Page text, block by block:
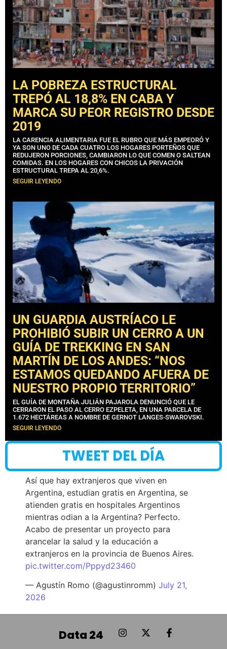
LA POBREZA ESTRUCTURAL
TREPÓ AL 18,8% EN CABA Y
MARCA SU PEOR REGISTRO DESDE
2019
LA CARENCIA ALIMENTARIA FUE EL RUBRO QUE MÁS EMPEORÓ Y
YA SON UNO DE CADA CUATRO LOS HOGARES PORTEÑOS QUE
REDUJERON PORCIONES, CAMBIARON LO QUE COMEN O SALTEAN
COMIDAS. EN LOS HOGARES CON CHICOS LA PRIVACIÓN
ESTRUCTURAL TREPA AL 20,6%.
SEGUIR LEYENDO
UN GUARDIA AUSTRÍACO LE
PROHIBIÓ SUBIR UN CERRO A UN
GUÍA DE TREKKING EN SAN
MARTÍN DE LOS ANDES: “NOS
ESTAMOS QUEDANDO AFUERA DE
NUESTRO PROPIO TERRITORIO”
EL GUÍA DE MONTAÑA JULIÁN PAJAROLA DENUNCIÓ QUE LE
CERRARON EL PASO AL CERRO EZPELETA, EN UNA PARCELA DE
1.672 HECTÁREAS A NOMBRE DE GERNOT LANGES-SWAROVSKI.
SEGUIR LEYENDO
TWEET DEL DÍA
Así que hay extranjeros que viven en
Argentina, estudian gratis en Argentina, se
atienden gratis en hospitales Argentinos
mientras odian a la Argentina? Perfecto.
Acabo de presentar un proyecto para
arancelar la salud y la educación a
extranjeros en la provincia de Buenos Aires.
pic.twitter.com/Pppyd23460
— Agustín Romo (@agustinromm) July 21,
2026
Data 24